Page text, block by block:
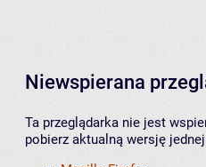
Niewspierana
Ta przeglądarka nie jest
pobierz aktualną wersję